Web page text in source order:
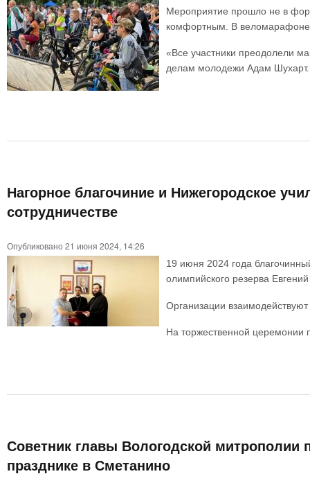
Мероприятие прошло не в
комфортным. В веломарафоне
«Все участники преодолели
делам молодежи Адам Шухарт.
Нагорное благочиние и Нижегородское
сотрудничестве
Опубликовано 21 июня 2024, 14:26
19 июня 2024 года
олимпийского резерва
Организации
На торжественной церемонии
Советник главы Вологодской митрополии
празднике в Сметанино